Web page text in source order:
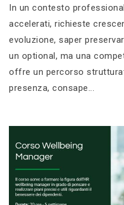
In un contesto
accelerati, richieste
evoluzione, saper
un optional, ma una
offre un percorso
presenza, consape...